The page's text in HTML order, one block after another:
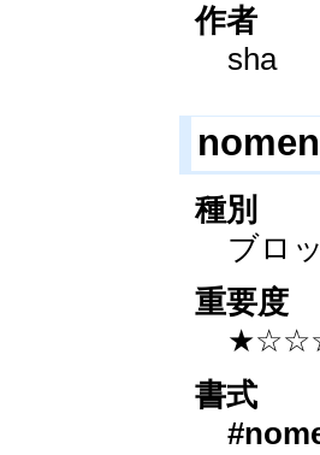
作者
sha
種別
ブロ
重要度
書式